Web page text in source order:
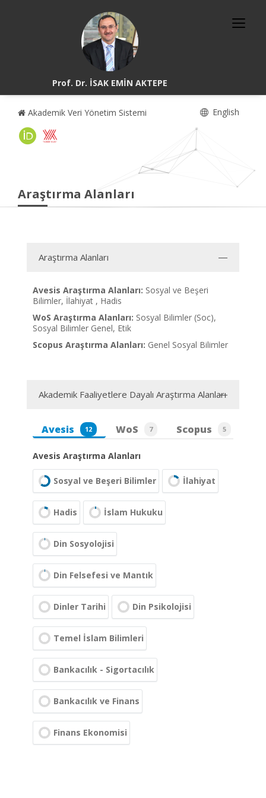
Prof. Dr. İSAK EMİN AKTEPE
Akademik Veri Yönetim Sistemi English
Araştırma Alanları
Araştırma Alanları
Avesis Araştırma Alanları: Sosyal ve Beşeri
Bilimler, İlahiyat , Hadis
WoS Araştırma Alanları: Sosyal Bilimler (Soc),
Sosyal Bilimler Genel, Etik
Scopus Araştırma Alanları: Genel Sosyal Bilimler
Akademik Faaliyetlere Dayalı Araştırma Alanları
Avesis 12 WoS 7 Scopus 5
Avesis Araştırma Alanları
Sosyal ve Beşeri Bilimler İlahiyat
Hadis İslam Hukuku
Din Sosyolojisi
Din Felsefesi ve Mantık
Dinler Tarihi Din Psikolojisi
Temel İslam Bilimleri
Bankacılık - Sigortacılık
Bankacılık ve Finans
Finans Ekonomisi